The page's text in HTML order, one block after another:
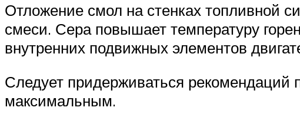
Отложение смол на стенках топливной
смеси. Сера повышает температуру
внутренних подвижных элементов
Следует придерживаться рекомендаций
максимальным.